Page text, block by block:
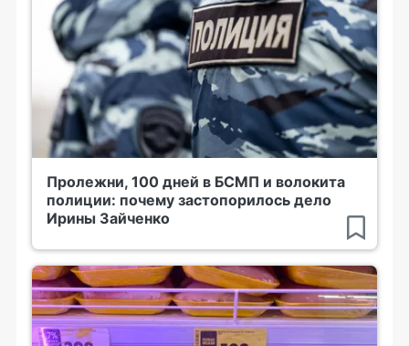
Пролежни, 100 дней в БСМП и волокита
полиции: почему застопорилось дело
Ирины Зайченко